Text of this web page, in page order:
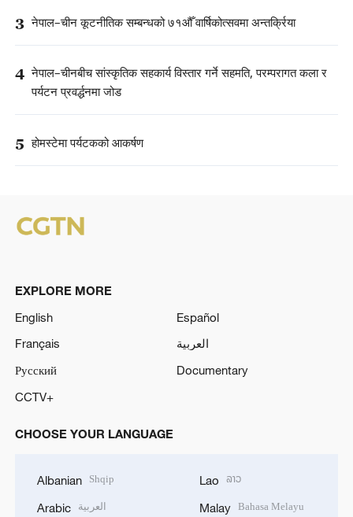
3 नेपाल–चीन कूटनीतिक सम्बन्धको ७१औँ वार्षिकोत्सवमा अन्तर्क्रिया
4 नेपाल–चीनबीच सांस्कृतिक सहकार्य विस्तार गर्ने सहमति, परम्परागत कला र
पर्यटन प्रवर्द्धनमा जोड
5 होमस्टेमा पर्यटकको आकर्षण
EXPLORE MORE
English
Español
Français
العربية
Русский
Documentary
CCTV+
CHOOSE YOUR LANGUAGE
Albanian Shqip
Arabic العربية
Lao ລາວ
Malay Bahasa Melayu